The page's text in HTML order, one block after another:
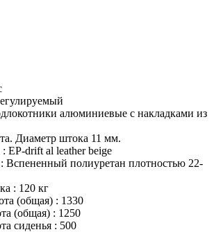
алюминиевые с накладками из
Диаметр штока 11 мм.
: EP-drift al leather beige
: Вспененный полиуретан плотностью 22-
: 120 кг
(общая) : 1330
(общая) : 1250
сиденья : 500